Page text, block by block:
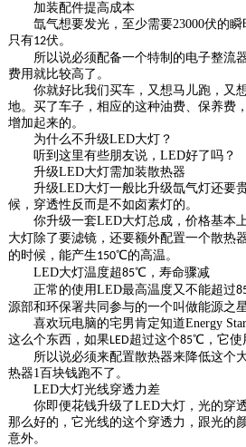
加装配件提高成本
氙气想要发光，至少需要23000伏的瞬
只有12伏。
所以说必须配备一个特制的电子整流
费用就比较高了。
你就好比我们买车，又想马儿跑，又
地。买了车子，相应的这种油费、保养费
增加起来的。
为什么不升级LED大灯？
听到这里有些朋友说， LED好了吗？
升级LED大灯需加装散热器
升级LED大灯一般比升级氙气灯还要
候，穿透性反而是不如卤素灯的。
你升级一套LED大灯总成，价格基本
大灯除了要滤镜，还要额外配置一个散热
的时候，能产生150℃的高温。
LED大灯温度超85℃，寿命骤减
正常的使用LED最高温度又不能超过
源部和环保署共同参与的一个叫做能源之
喜欢玩电脑的宅男肯定知道Energy Star
这么个东西，如果LED超过这个85℃，它使
所以说必须来配置散热器来降低这个
热器1百块钱跑不了。
LED大灯光线穿透力差
你即便花钱升级了LED大灯，光的穿
那么好的，它光线的这个穿透力，跟光的
意外。